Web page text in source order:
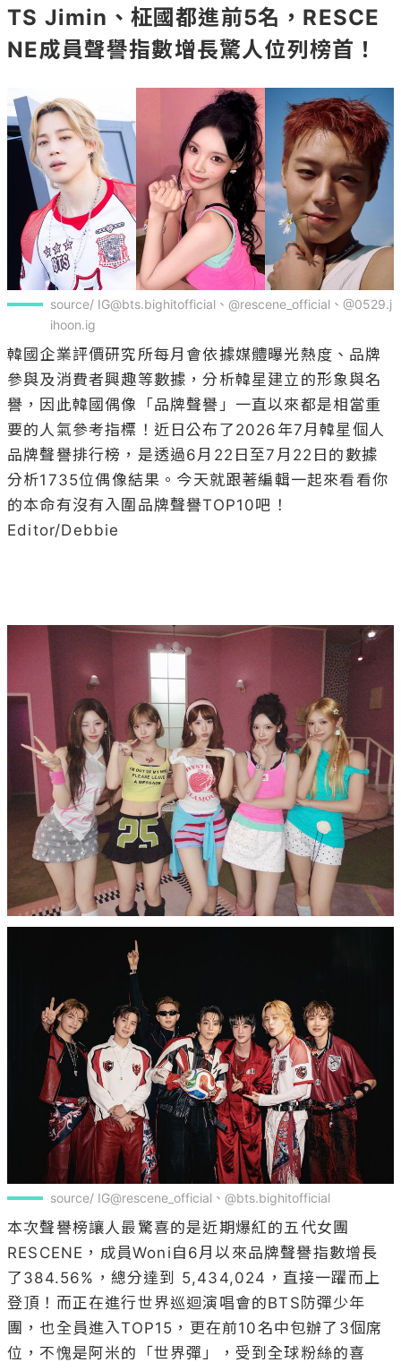
TS Jimin、柾國都進前5名，RESCE
NE成員聲譽指數增長驚人位列榜首！
source/ IG@bts.bighitofficial、@rescene_official、@0529.j
ihoon.ig
韓國企業評價研究所每月會依據媒體曝光熱度、品牌
參與及消費者興趣等數據，分析韓星建立的形象與名
譽，因此韓國偶像「品牌聲譽」一直以來都是相當重
要的人氣參考指標！近日公布了2026年7月韓星個人
品牌聲譽排行榜，是透過6月22日至7月22日的數據
分析1735位偶像結果。今天就跟著編輯一起來看看你
的本命有沒有入圍品牌聲譽TOP10吧！
Editor/Debbie
source/ IG@rescene_official、@bts.bighitofficial
本次聲譽榜讓人最驚喜的是近期爆紅的五代女團
RESCENE，成員Woni自6月以來品牌聲譽指數增長
了384.56%，總分達到 5,434,024，直接一躍而上
登頂！而正在進行世界巡迴演唱會的BTS防彈少年
團，也全員進入TOP15，更在前10名中包辦了3個席
位，不愧是阿米的「世界彈」，受到全球粉絲的喜